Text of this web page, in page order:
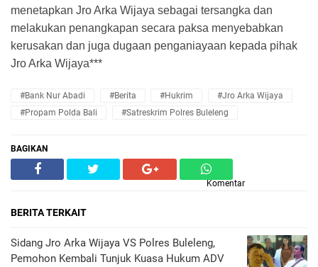
menetapkan Jro Arka Wijaya sebagai tersangka dan
melakukan penangkapan secara paksa menyebabkan
kerusakan dan juga dugaan penganiayaan kepada pihak
Jro Arka Wijaya***
#Bank Nur Abadi #Berita #Hukrim
#Jro Arka Wijaya
#Propam Polda Bali
#Satreskrim Polres Buleleng
BAGIKAN
Komentar
BERITA TERKAIT
Sidang Jro Arka Wijaya VS Polres Buleleng,
Pemohon Kembali Tunjuk Kuasa Hukum ADV